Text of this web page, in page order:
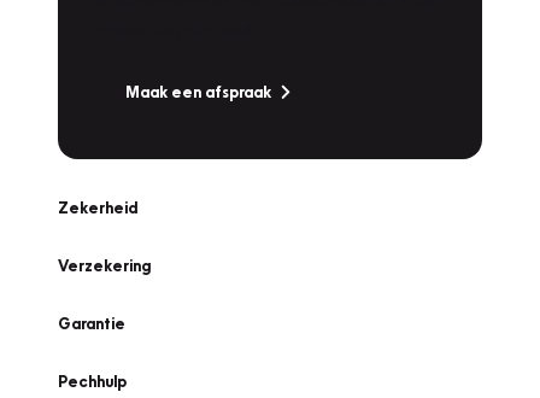
Maak een afspraak
Zekerheid
Verzekering
Garantie
Pechhulp